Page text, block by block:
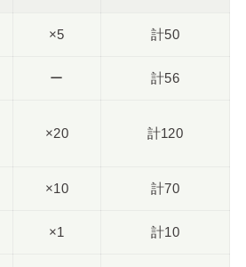
×5 計50
ー 計56
×20 計120
×10 計70
×1 計10